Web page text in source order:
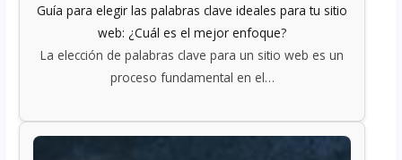
Guía para elegir las palabras clave ideales para tu sitio
web: ¿Cuál es el mejor enfoque?
La elección de palabras clave para un sitio web es un
proceso fundamental en el…